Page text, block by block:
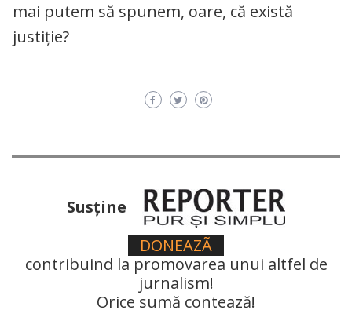
mai putem să spunem, oare, că există
justiţie?
Susţine
DONEAZÃ
contribuind la promovarea unui altfel de
jurnalism!
Orice sumă contează!